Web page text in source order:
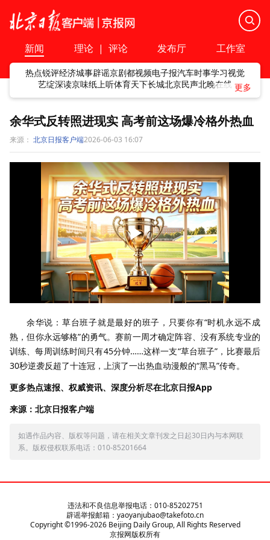
新闻 理论 | 评论 发布厅 工作室
热点锐评经济城事辟谣京剧都视频电子报汽车时事学习视觉
艺绽深读京味纸上听体育天下长城北京民声北晚在线
余华式反转照进现实 高考前这场爆冷格外热血
来源： 北京日报客户端2026-06-03 16:07
余华说：草台班子就是最好的班子，只要你有“时机永远不成
熟，但你永远够格”的勇气。赛前一周才确定阵容、没有系统专业的
训练、每周训练时间只有45分钟……这样一支“草台班子”，比赛最后
30秒逆袭反超了十连冠，上演了一出热血动漫般的“黑马”传奇。
更多热点速报、权威资讯、深度分析尽在北京日报App
来源：北京日报客户端
如遇作品内容、版权等问题，请在相关文章刊发之日起30日内与本网联
系。版权侵权联系电话：010-85201664
违法和不良信息举报电话：010-85202751
辟谣举报邮箱：yaoyanjubao@takefoto.cn
Copyright ©1996-2026Beijing Daily Group, All Rights Reserved
京报网版权所有